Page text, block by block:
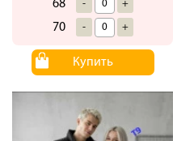
68 - +
70 - +
Купить